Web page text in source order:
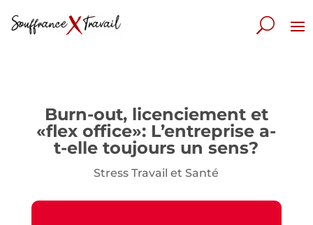
Burn-out, licenciement et
«flex office»: L’entreprise a-
t-elle toujours un sens?
Stress Travail et Santé